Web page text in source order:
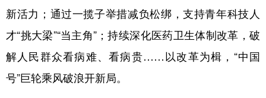
新活力；通过一揽子举措减负松绑，支持青年科技人
才“挑大梁”“当主角”；持续深化医药卫生体制改革，破
解人民群众看病难、看病贵……以改革为楫，“中国
号”巨轮乘风破浪开新局。